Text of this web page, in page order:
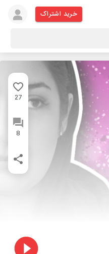
خرید اشتراک
27
8